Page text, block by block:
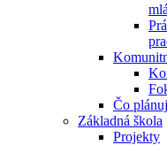
Čo
Základná škola
Projekty